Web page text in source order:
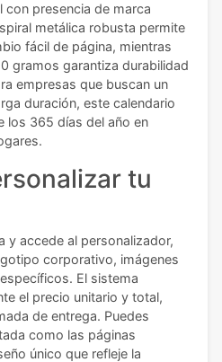
presencia de marca
metálica robusta permite
fácil de página, mientras
gramos garantiza durabilidad
empresas que buscan un
duración, este calendario
los 365 días del año en
tu
y accede al personalizador,
corporativo, imágenes
El sistema
el precio unitario y total,
de entrega. Puedes
como las páginas
único que refleje la